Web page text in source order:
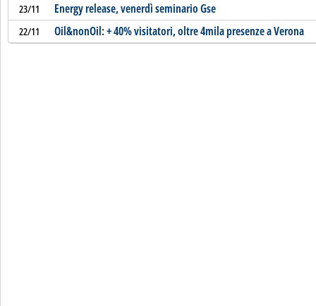
23/11 Energy release, venerdì seminario Gse
22/11 Oil&nonOil: + 40% visitatori, oltre 4mila presenze a Verona